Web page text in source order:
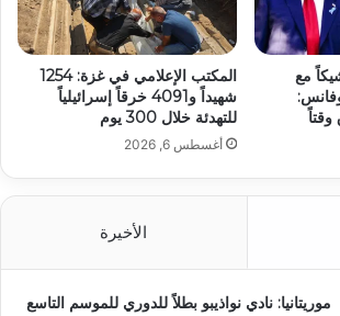
مع
المكتب الإعلامي في غزة: 1254
شهيداً و4091 خرقاً إسرائيلياً
للتهدئة خلال 300 يوم
أغسطس 6, 2026
الأخيرة
موريتانيا: نادي نواذيبو بطلاً للدوري للموسم التاسع